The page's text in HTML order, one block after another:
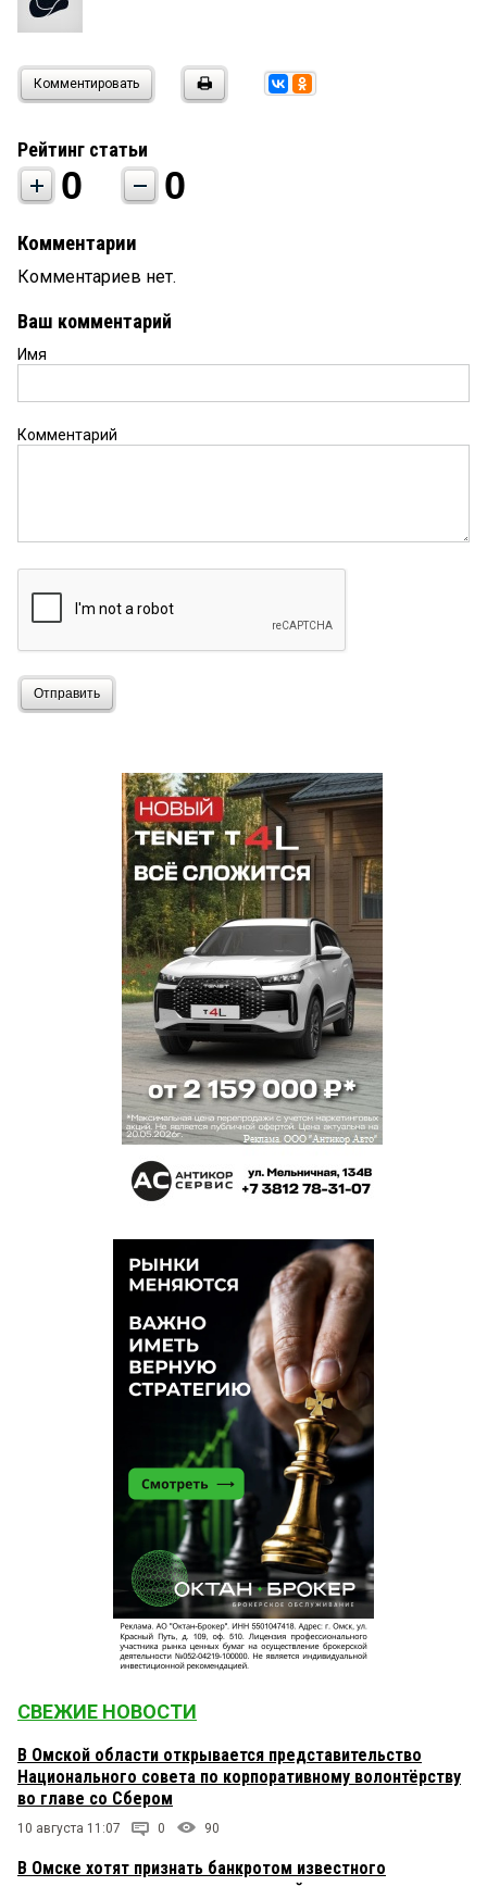
Комментировать
Рейтинг статьи
0 0
Комментарии
Комментариев нет.
Ваш комментарий
Имя
Комментарий
Отправить
СВЕЖИЕ НОВОСТИ
В Омской области открывается представительство
Национального совета по корпоративному волонтёрству
во главе со Сбером
10 августа 11:07 0 90
В Омске хотят признать банкротом известного